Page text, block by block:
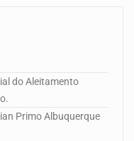
do Aleitamento
Primo Albuquerque